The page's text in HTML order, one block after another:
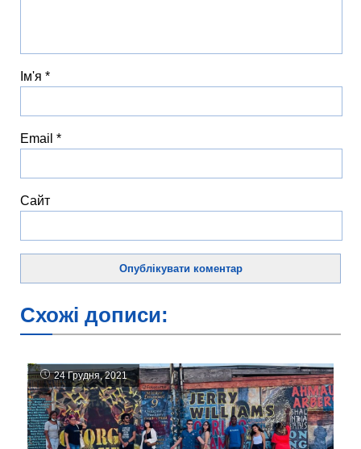
Ім'я *
Email *
Сайт
Схожі дописи:
24 Грудня, 2021